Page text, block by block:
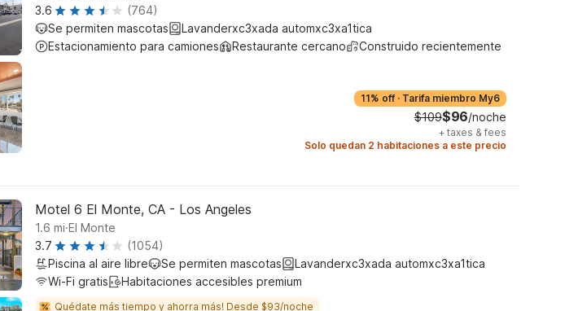
3.6
(764)
Se permiten mascotas
Lavanderxc3xada automxc3xa1tica
Estacionamiento para camiones
Restaurante cercano Construido recientemente
11% off · Tarifa miembro My6
$109$96/noche
+ taxes & fees
Solo quedan 2 habitaciones a este precio
Motel 6 El Monte, CA - Los Angeles
1.6 mi.El Monte
3.7
(1054)
Piscina al aire libre
Se permiten mascotas
Lavanderxc3xada automxc3xa1tica
Wi-Fi gratis
Habitaciones accesibles premium
Quédate más tiempo y ahorra más! Desde $93/noche